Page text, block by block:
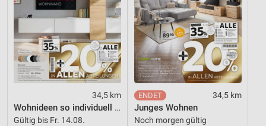
34,5 km
Wohnideen so individuell wie du!
Gültig bis Fr. 14.08.
34,5 km
Junges Wohnen
Noch morgen gültig